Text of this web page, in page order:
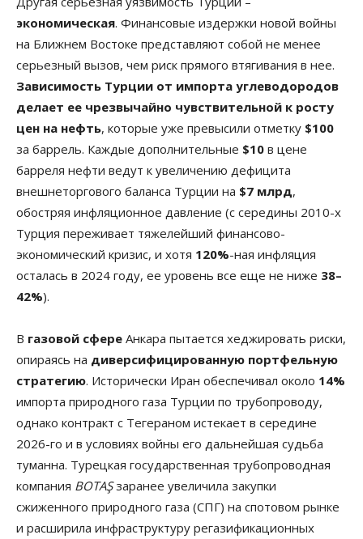
экономическая. Финансовые издержки новой войны
на Ближнем Востоке представляют собой не менее
серьезный вызов, чем риск прямого втягивания в нее.
Зависимость Турции от импорта углеводородов
делает ее чрезвычайно чувствительной к росту
цен на нефть, которые уже превысили отметку $100
за баррель. Каждые дополнительные $10 в цене
барреля нефти ведут к увеличению дефицита
внешнеторгового баланса Турции на $7 млрд,
обостряя инфляционное давление (с середины 2010-х
Турция переживает тяжелейший финансово-
экономический кризис, и хотя 120%-ная инфляция
осталась в 2024 году, ее уровень все еще не ниже 38–
42%).
В газовой сфере Анкара пытается хеджировать риски,
опираясь на диверсифицированную портфельную
стратегию. Исторически Иран обеспечивал около 14%
импорта природного газа Турции по трубопроводу,
однако контракт с Тегераном истекает в середине
2026-го и в условиях войны его дальнейшая судьба
туманна. Турецкая государственная трубопроводная
компания BOTAŞзаранее увеличила закупки
сжиженного природного газа (СПГ) на спотовом рынке
и расширила инфраструктуру регазификационных